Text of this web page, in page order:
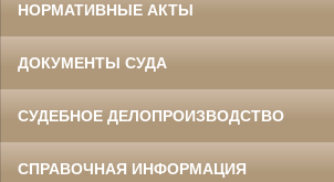
НОРМАТИВНЫЕ АКТЫ
ДОКУМЕНТЫ СУДА
СУДЕБНОЕ ДЕЛОПРОИЗВОДСТВО
СПРАВОЧНАЯ ИНФОРМАЦИЯ